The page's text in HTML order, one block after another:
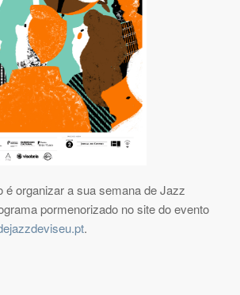
é organizar a sua semana de Jazz
pormenorizado no site do evento
.